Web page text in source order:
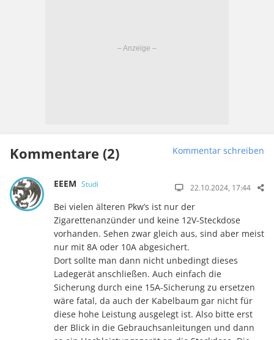
Kommentare (2) Kommentar schreiben
EEEM Studi 22.10.2024, 17:44
Bei vielen älteren Pkw’s ist nur der
Zigarettenanzünder und keine 12V-Steckdose
vorhanden. Sehen zwar gleich aus, sind aber meist
nur mit 8A oder 10A abgesichert.
Dort sollte man dann nicht unbedingt dieses
Ladegerät anschließen. Auch einfach die
Sicherung durch eine 15A-Sicherung zu ersetzen
wäre fatal, da auch der Kabelbaum gar nicht für
diese hohe Leistung ausgelegt ist. Also bitte erst
der Blick in die Gebrauchsanleitungen und dann